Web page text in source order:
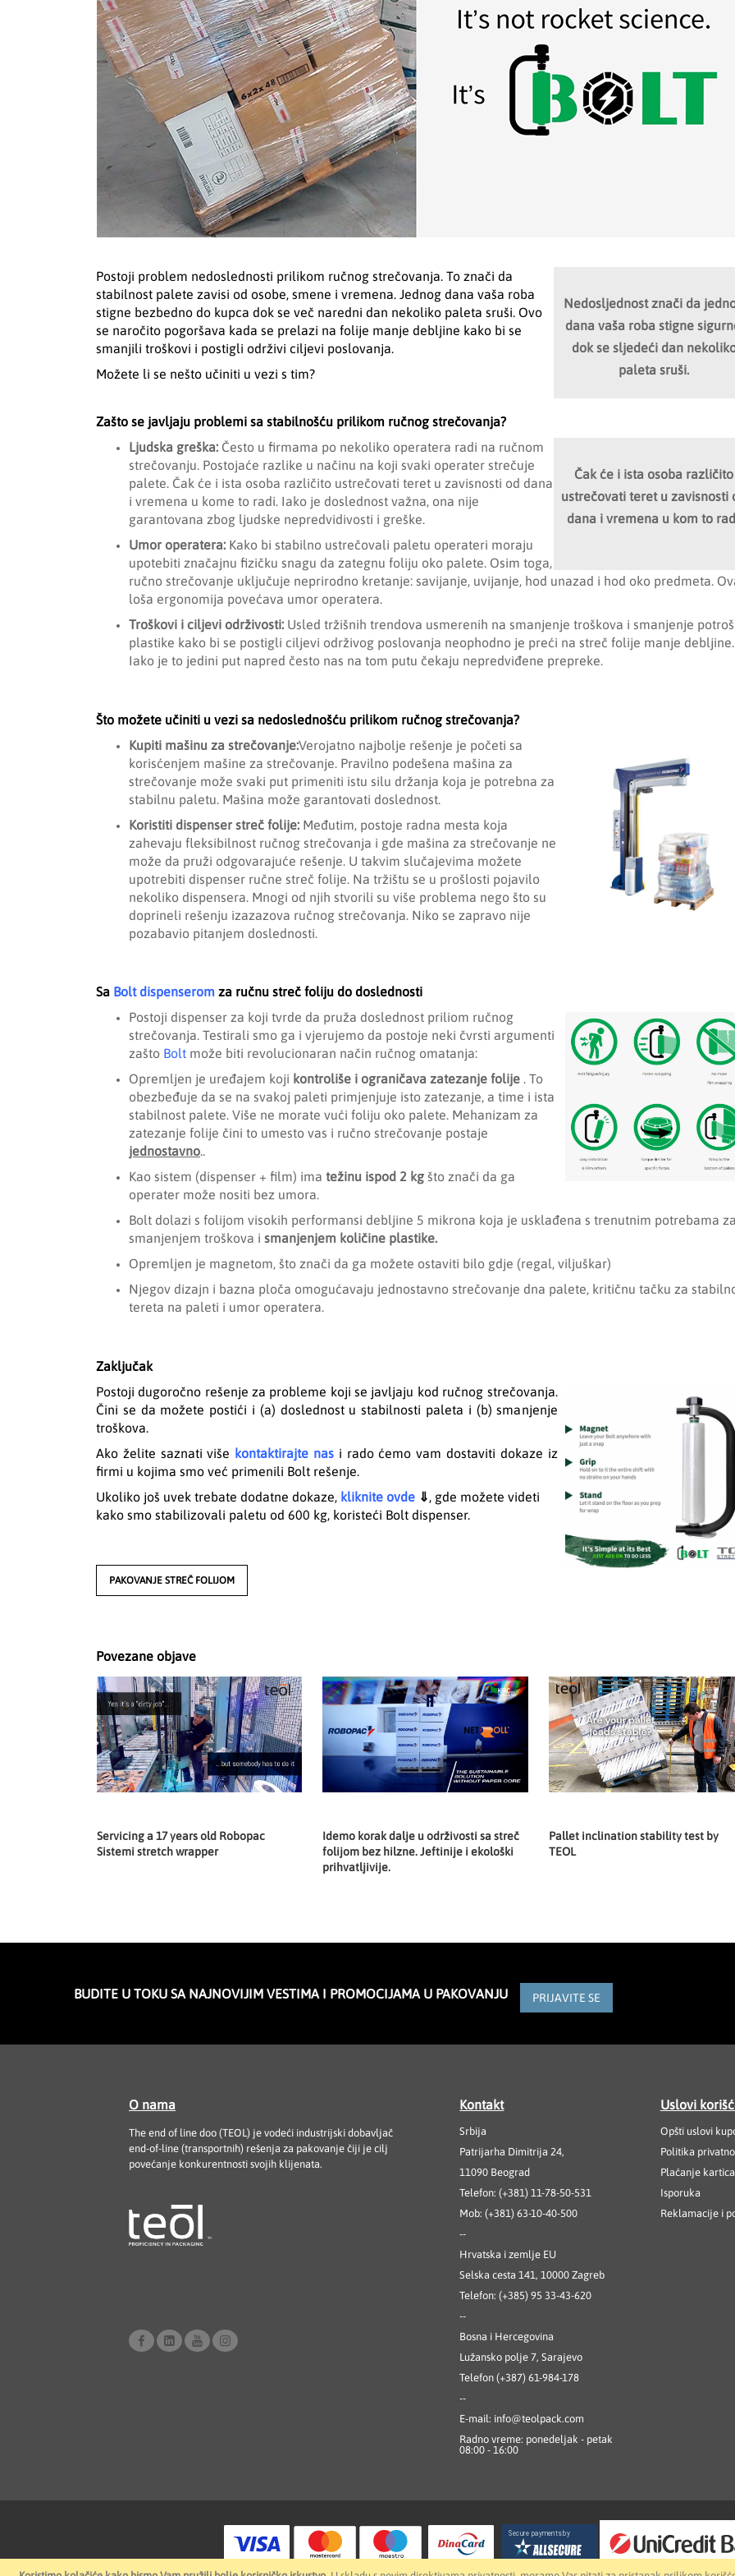
Nedosljednost znači da
dana vaša roba stigne
dok se sljedeći dan
paleta sruši.
Postoji problem nedoslednosti prilikom ručnog strečovanja. To znači da
stabilnost palete zavisi od osobe, smene i vremena. Jednog dana vaša roba
stigne bezbedno do kupca dok se več naredni dan nekoliko paleta sruši. Ovo
se naročito pogoršava kada se prelazi na folije manje debljine kako bi se
smanjili troškovi i postigli održivi ciljevi poslovanja.
Možete li se nešto učiniti u vezi s tim?
Zašto se javljaju problemi sa stabilnošću prilikom ručnog strečovanja?
Čak će i ista osoba različito
ustrečovati teret u zavisnosti
dana i vremena u kom to
Ljudska greška: Često u firmama po nekoliko operatera radi na ručnom
strečovanju. Postojaće razlike u načinu na koji svaki operater strečuje
palete. Čak će i ista osoba različito ustrečovati teret u zavisnosti od dana
i vremena u kome to radi. Iako je doslednost važna, ona nije
garantovana zbog ljudske nepredvidivosti i greške.
Umor operatera: Kako bi stabilno ustrečovali paletu operateri moraju
upotebiti značajnu fizičku snagu da zategnu foliju oko palete. Osim toga,
ručno strečovanje uključuje neprirodno kretanje: savijanje, uvijanje, hod unazad i hod oko predmeta.
loša ergonomija povećava umor operatera.
Troškovi i ciljevi održivosti: Usled tržišnih trendova usmerenih na smanjenje troškova i smanjenje
plastike kako bi se postigli ciljevi održivog poslovanja neophodno je preći na streč folije manje debljine.
Iako je to jedini put napred često nas na tom putu čekaju nepredviđene prepreke.
Što možete učiniti u vezi sa nedoslednošću prilikom ručnog strečovanja?
Kupiti mašinu za strečovanje:Verojatno najbolje rešenje je početi sa
korisćenjem mašine za strečovanje. Pravilno podešena mašina za
strečovanje može svaki put primeniti istu silu držanja koja je potrebna za
stabilnu paletu. Mašina može garantovati doslednost.
Koristiti dispenser streč folije: Međutim, postoje radna mesta koja
zahevaju fleksibilnost ručnog strečovanja i gde mašina za strečovanje ne
može da pruži odgovarajuće rešenje. U takvim slučajevima možete
upotrebiti dispenser ručne streč folije. Na tržištu se u prošlosti pojavilo
nekoliko dispensera. Mnogi od njih stvorili su više problema nego što su
doprineli rešenju izazazova ručnog strečovanja. Niko se zapravo nije
pozabavio pitanjem doslednosti.
Sa Bolt dispenserom za ručnu streč foliju do doslednosti
Postoji dispenser za koji tvrde da pruža doslednost priliom ručnog
strečovanja. Testirali smo ga i vjerujemo da postoje neki čvrsti argumenti
zašto Bolt može biti revolucionaran način ručnog omatanja:
Opremljen je uređajem koji kontroliše i ograničava zatezanje folije . To
obezbeđuje da se na svakoj paleti primjenjuje isto zatezanje, a time i ista
stabilnost palete. Više ne morate vući foliju oko palete. Mehanizam za
zatezanje folije čini to umesto vas i ručno strečovanje postaje
jednostavno..
Kao sistem (dispenser + film) ima težinu ispod 2 kg što znači da ga
operater može nositi bez umora.
Bolt dolazi s folijom visokih performansi debljine 5 mikrona koja je usklađena s trenutnim potrebama za
smanjenjem troškova i smanjenjem količine plastike.
Opremljen je magnetom, što znači da ga možete ostaviti bilo gdje (regal, viljuškar)
Njegov dizajn i bazna ploča omogućavaju jednostavno strečovanje dna palete, kritičnu tačku za
tereta na paleti i umor operatera.
Zaključak
Postoji dugoročno rešenje za probleme koji se javljaju kod ručnog strečovanja.
Čini se da možete postići i (a) doslednost u stabilnosti paleta i (b) smanjenje
troškova.
Ako želite saznati više kontaktirajte nasi rado ćemo vam dostaviti dokaze iz
firmi u kojima smo već primenili Bolt rešenje.
Ukoliko još uvek trebate dodatne dokaze, kliknite ovde ⇓, gde možete videti
kako smo stabilizovali paletu od 600 kg, koristeći Bolt dispenser.
PAKOVANJE STREČ FOLIJOM
Povezane objave
Servicing a 17 years old Robopac
Sistemi stretch wrapper
Idemo korak dalje u održivosti sa streč
folijom bez hilzne. Jeftinije i ekološki
prihvatljivije.
Pallet inclination stability test by
TEOL
BUDITE U TOKU SA NAJNOVIJIM VESTIMA I PROMOCIJAMA U PAKOVANJU PRIJAVITE SE
O nama
The end of line doo (TEOL) je vodeći industrijski dobavljač
end-of-line (transportnih) rešenja za pakovanje čiji je cilj
povećanje konkurentnosti svojih klijenata.
Kontakt
Srbija
Patrijarha Dimitrija 24,
11090 Beograd
Telefon: (+381) 11-78-50-531
Mob: (+381) 63-10-40-500
--
Hrvatska i zemlje EU
Selska cesta 141, 10000 Zagreb
Telefon: (+385) 95 33-43-620
--
Bosna i Hercegovina
Lužansko polje 7, Sarajevo
Telefon (+387) 61-984-178
--
E-mail: info@teolpack.com
Radno vreme: ponedeljak - petak
08:00 - 16:00
Uslovi
Opšti uslovi
Politika
Plaćanje
Isporuka
Reklamacije i